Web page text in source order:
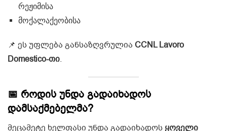
რეჟიმისა
მოქალაქეობისა
📌 ეს უფლება განსაზღვრულია CCNL Lavoro
Domestico-თი.
📅 როდის უნდა გადაიხადოს
დამსაქმებელმა?
მეცამეტე ხელფასი უნდა გადაიხადოსყოველი